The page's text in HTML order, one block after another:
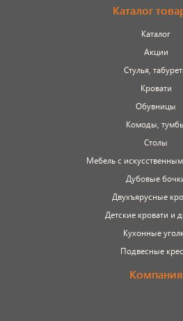
Каталог
Каталог
Акции
Стулья,
Кровати
Обувницы
Комоды,
Столы
Мебель с
Дубовые
Двухъярусные
Детские кровати и
Кухонные
Подвесные
Компания